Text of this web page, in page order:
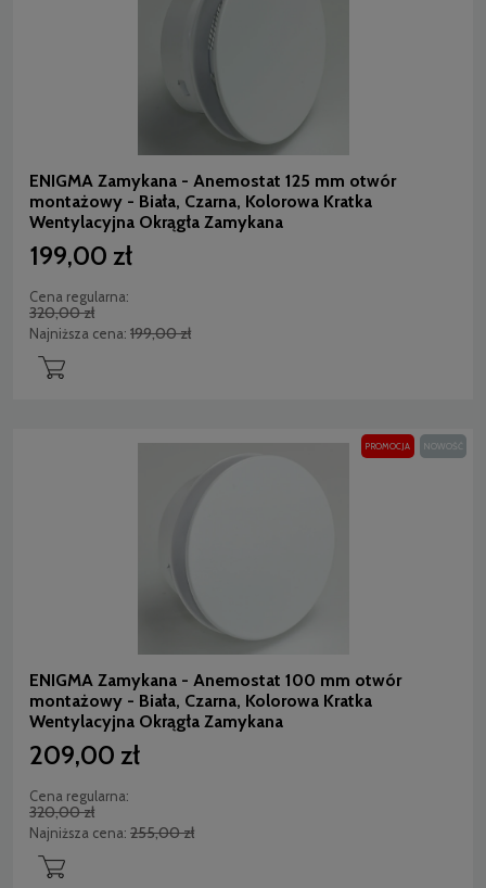
ENIGMA Zamykana - Anemostat 125 mm otwór
montażowy - Biała, Czarna, Kolorowa Kratka
Wentylacyjna Okrągła Zamykana
199,00 zł
Cena regularna:
320,00 zł
Najniższa cena: 199,00 zł
ENIGMA Zamykana - Anemostat 100 mm otwór
montażowy - Biała, Czarna, Kolorowa Kratka
Wentylacyjna Okrągła Zamykana
209,00 zł
Cena regularna:
320,00 zł
Najniższa cena: 255,00 zł
PROMOCJA NOWOŚĆ